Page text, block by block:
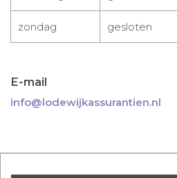
zondag gesloten
E-mail
info@lodewijkassurantien.nl